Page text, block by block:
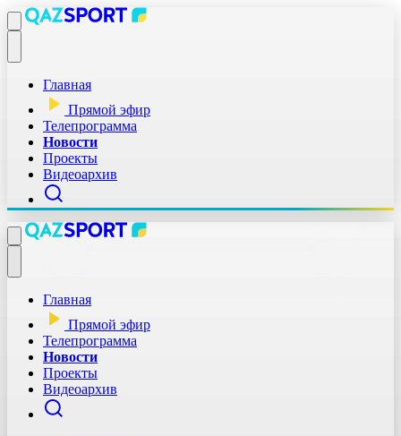
Главная
Прямой эфир
Телепрограмма
Новости
Проекты
Видеоархив
Главная
Прямой эфир
Телепрограмма
Новости
Проекты
Видеоархив